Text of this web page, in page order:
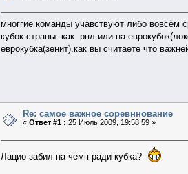
многгие команды учавствуют либо вовсём
кубок страны как рпл или на
еврокубка(зенит).как вы считаете что
Re: самое важное соревннование
«Ответ #1 : 25 Июль 2009, 19:58:59 »
Лацио забил на чемп ради кубка?